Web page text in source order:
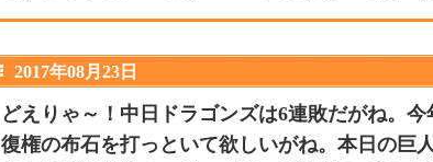
2017年08月23日
どえりゃ～！中日ドラゴンズは6連敗だがね。
復権の布石を打っといて欲しいがね。本日の巨